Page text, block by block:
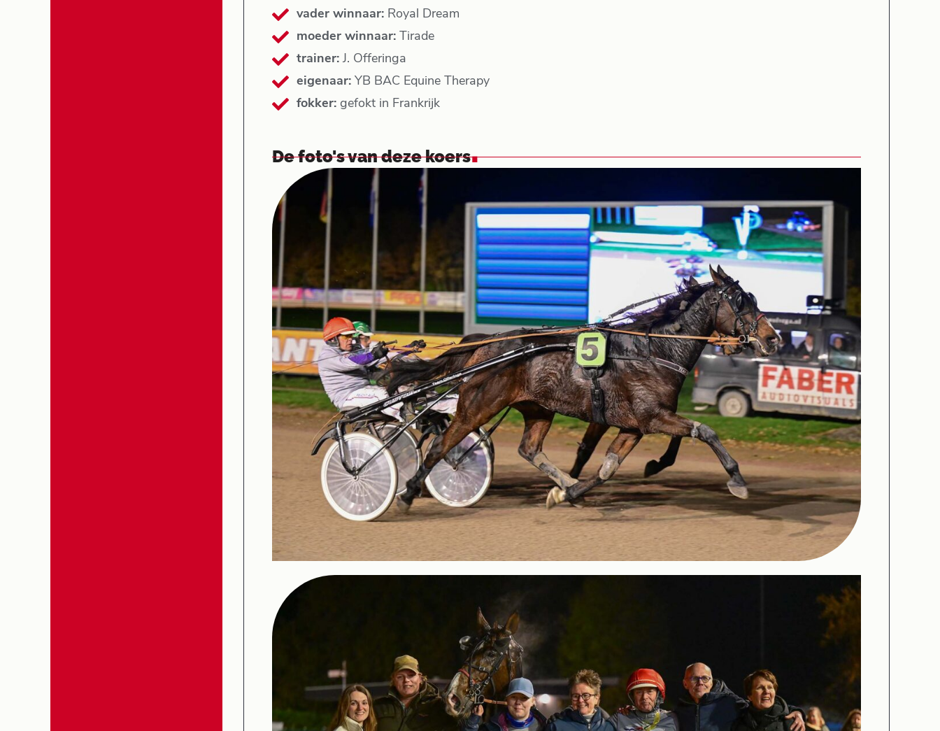
vader winnaar:Royal Dream
moeder winnaar:Tirade
trainer:J. Offeringa
eigenaar:YB BAC Equine Therapy
fokker:gefokt in Frankrijk
De foto's van deze koers.